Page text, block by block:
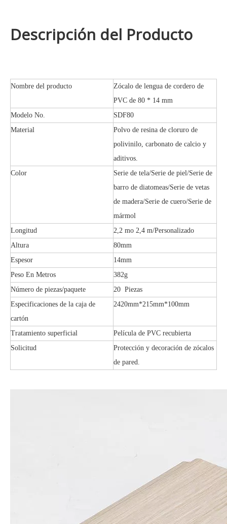
Descripción del Producto
Nombre del producto
Zócalo de lengua de cordero de
PVC de 80 * 14 mm
Modelo No.
SDF80
Material
Polvo de resina de cloruro de
polivinilo, carbonato de calcio y
aditivos.
Color
Serie de tela/Serie de piel/Serie de
barro de diatomeas/Serie de vetas
de madera/Serie de cuero/Serie de
mármol
Longitud
2,2 mo 2,4 m/Personalizado
Altura
80mm
Espesor
14mm
Peso En Metros
382g
Número de piezas/paquete
20 Piezas
Especificaciones de la caja de
cartón
2420mm*215mm*100mm
Tratamiento superficial
Película de PVC recubierta
Solicitud
Protección y decoración de zócalos
de pared.